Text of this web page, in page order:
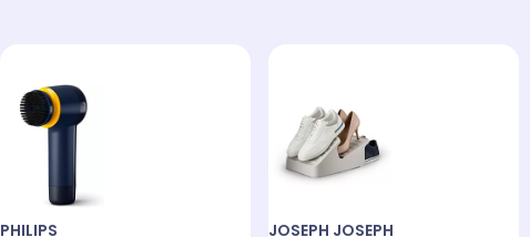
PHILIPS JOSEPH JOSEPH